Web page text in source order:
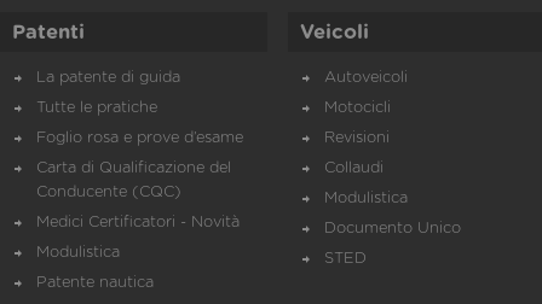
Patenti
La patente di guida
Tutte le pratiche
Foglio rosa e prove d’esame
Carta di Qualificazione del
Conducente (CQC)
Medici Certificatori - Novità
Modulistica
Patente nautica
Veicoli
Autoveicoli
Motocicli
Revisioni
Collaudi
Modulistica
Documento Unico
STED